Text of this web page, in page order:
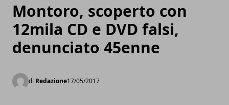
Montoro, scoperto con
12mila CD e DVD falsi,
denunciato 45enne
di Redazione17/05/2017